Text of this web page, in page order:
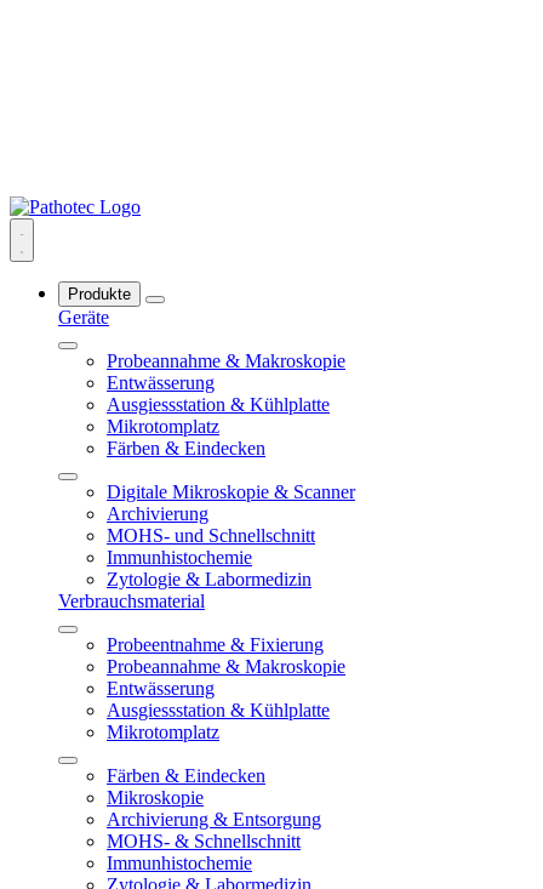
Produkte
Geräte
Probeannahme & Makroskopie
Entwässerung
Ausgiessstation & Kühlplatte
Mikrotomplatz
Färben & Eindecken
Digitale Mikroskopie & Scanner
Archivierung
MOHS- und Schnellschnitt
Immunhistochemie
Zytologie & Labormedizin
Verbrauchsmaterial
Probeentnahme & Fixierung
Probeannahme & Makroskopie
Entwässerung
Ausgiessstation & Kühlplatte
Mikrotomplatz
Färben & Eindecken
Mikroskopie
Archivierung & Entsorgung
MOHS- & Schnellschnitt
Immunhistochemie
Zytologie & Labormedizin